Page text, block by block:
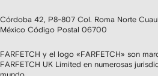
Córdoba 42, P8-807 Col. Roma Norte
México Código Postal 06700
FARFETCH y el logo «FARFETCH» son
FARFETCH UK Limited en numerosas